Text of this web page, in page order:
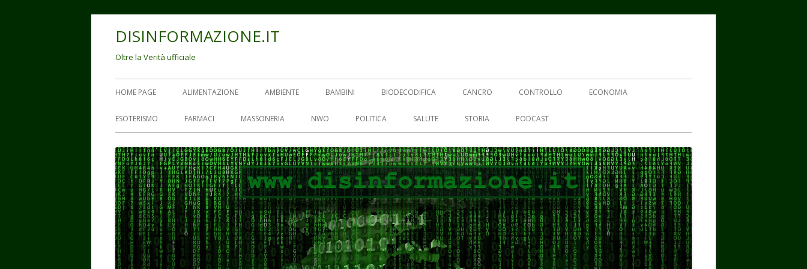
DISINFORMAZIONE.IT
Oltre la Verità ufficiale
Menu
principale
HOME PAGE ALIMENTAZIONE AMBIENTE BAMBINI BIODECODIFICA CANCRO CONTROLLO ECONOMIA
ESOTERISMO FARMACI MASSONERIA NWO POLITICA SALUTE STORIA PODCAST